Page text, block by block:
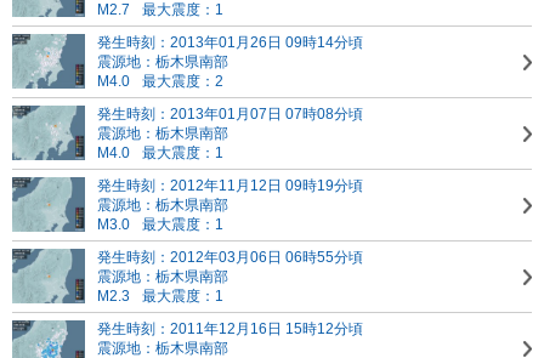
M2.7
最大震度：1
発生時刻：2013年01月26日 09時14分頃
震源地：栃木県南部
M4.0
最大震度：2
発生時刻：2013年01月07日 07時08分頃
震源地：栃木県南部
M4.0
最大震度：1
発生時刻：2012年11月12日 09時19分頃
震源地：栃木県南部
M3.0
最大震度：1
発生時刻：2012年03月06日 06時55分頃
震源地：栃木県南部
M2.3
最大震度：1
発生時刻：2011年12月16日 15時12分頃
震源地：栃木県南部